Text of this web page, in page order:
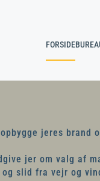
FORSIDE
jeres brand
jer om valg af
slid fra vejr og